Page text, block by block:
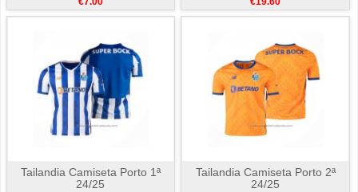
Tailandia Camiseta Porto 1ª
24/25
Tailandia Camiseta Porto 2ª
24/25